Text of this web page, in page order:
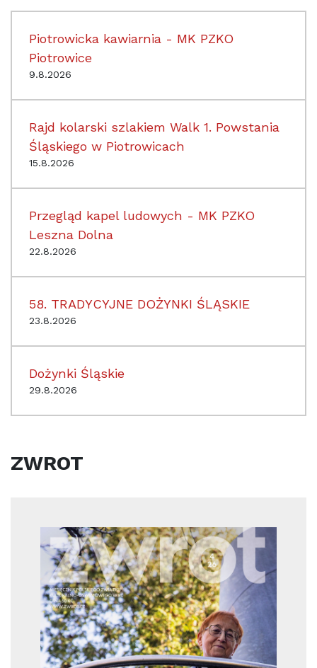
Piotrowicka kawiarnia - MK PZKO
Piotrowice
9.8.2026
Rajd kolarski szlakiem Walk 1. Powstania
Śląskiego w Piotrowicach
15.8.2026
Przegląd kapel ludowych - MK PZKO
Leszna Dolna
22.8.2026
58. TRADYCYJNE DOŻYNKI ŚLĄSKIE
23.8.2026
Dożynki Śląskie
29.8.2026
ZWROT